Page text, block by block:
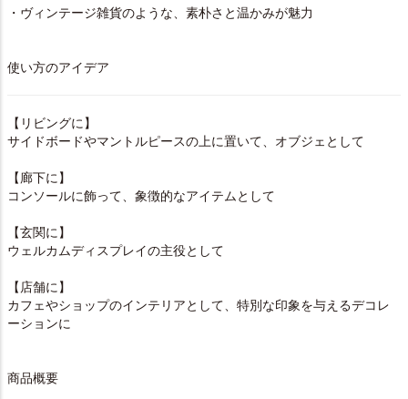
・ヴィンテージ雑貨のような、素朴さと温かみが魅力
使い方のアイデア
【リビングに】
サイドボードやマントルピースの上に置いて、オブジェとして
【廊下に】
コンソールに飾って、象徴的なアイテムとして
【玄関に】
ウェルカムディスプレイの主役として
【店舗に】
カフェやショップのインテリアとして、特別な印象を与えるデコレ
ーションに
商品概要